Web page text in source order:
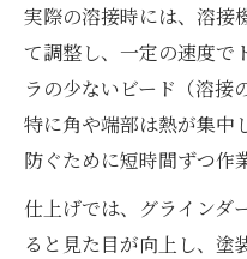
実際の溶接時には、溶接
て調整し、一定の速度で
ラの少ないビード（溶接
特に角や端部は熱が集中
防ぐために短時間ずつ作
仕上げでは、グラインダ
ると見た目が向上し、塗